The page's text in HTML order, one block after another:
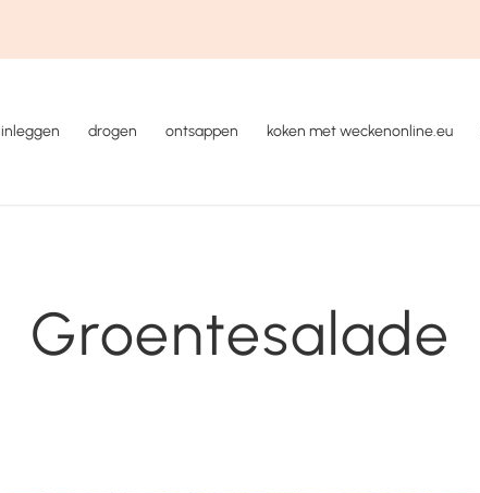
inleggen drogen ontsappen koken met weckenonline.eu
Groentesalade